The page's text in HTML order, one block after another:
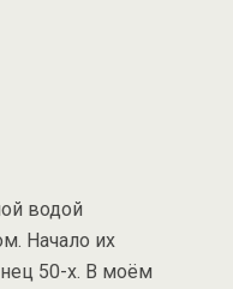
водой
Начало их
50-х. В моём